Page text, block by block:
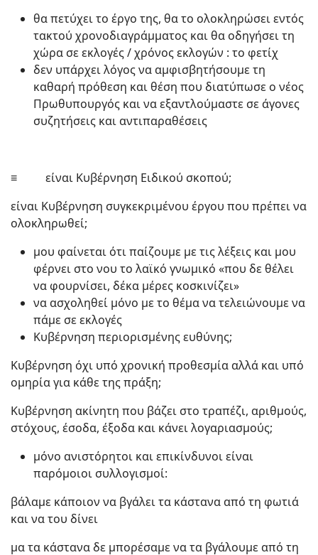
θα πετύχει το έργο της, θα το ολοκληρώσει εντός
τακτού χρονοδιαγράμματος και θα οδηγήσει τη
χώρα σε εκλογές / χρόνος εκλογών : το φετίχ
δεν υπάρχει λόγος να αμφισβητήσουμε τη
καθαρή πρόθεση και θέση που διατύπωσε ο νέος
Πρωθυπουργός και να εξαντλούμαστε σε άγονες
συζητήσεις και αντιπαραθέσεις
≡ είναι Κυβέρνηση Ειδικού σκοπού;
είναι Κυβέρνηση συγκεκριμένου έργου που πρέπει να
ολοκληρωθεί;
μου φαίνεται ότι παίζουμε με τις λέξεις και μου
φέρνει στο νου το λαϊκό γνωμικό «που δε θέλει
να φουρνίσει, δέκα μέρες κοσκινίζει»
να ασχοληθεί μόνο με το θέμα να τελειώνουμε να
πάμε σε εκλογές
Κυβέρνηση περιορισμένης ευθύνης;
Κυβέρνηση όχι υπό χρονική προθεσμία αλλά και υπό
ομηρία για κάθε της πράξη;
Κυβέρνηση ακίνητη που βάζει στο τραπέζι, αριθμούς,
στόχους, έσοδα, έξοδα και κάνει λογαριασμούς;
μόνο ανιστόρητοι και επικίνδυνοι είναι
παρόμοιοι συλλογισμοί:
βάλαμε κάποιον να βγάλει τα κάστανα από τη φωτιά
και να του δίνει
μα τα κάστανα δε μπορέσαμε να τα βγάλουμε από τη